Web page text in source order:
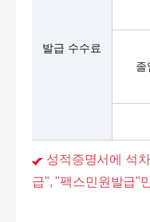
발급 수수료
졸
성적증명서에 석
급", "팩스민원발급"